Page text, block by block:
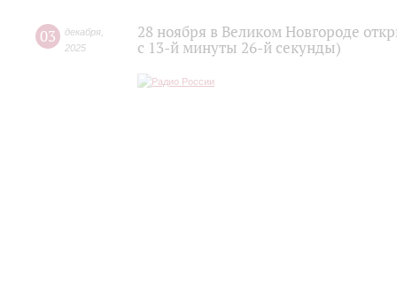
03 декабря
2025
28 ноября в Великом Новгороде
с 13-й минуты 26-й секунды)